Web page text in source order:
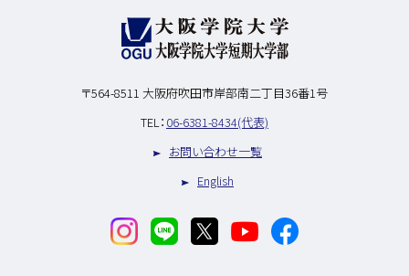
〒564-8511 大阪府吹田市岸部南二丁目36番1号
TEL： 06-6381-8434(代表)
お問い合わせ一覧
English